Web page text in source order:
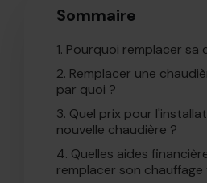
Sommaire
1. Pourquoi remplacer sa
2. Remplacer une
par quoi ?
3. Quel prix pour
nouvelle chaudière ?
4. Quelles aides
remplacer son chauffage